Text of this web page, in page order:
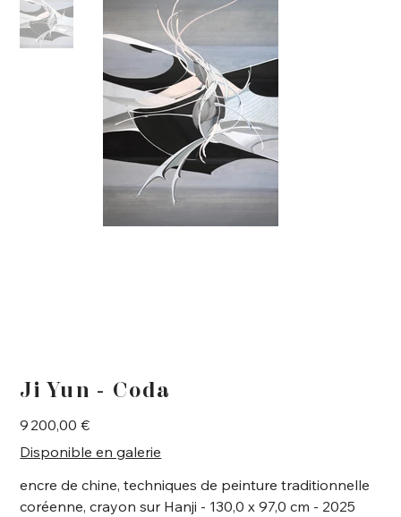
Ji Yun - Coda
Prix
9 200,00 €
Disponible en galerie
encre de chine, techniques de peinture traditionnelle
coréenne, crayon sur Hanji - 130,0 x 97,0 cm - 2025